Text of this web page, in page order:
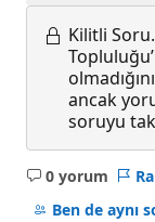
Kilitli Soru.
ancak
soruyu
0 yorum
Açıklama
yok
Ben de aynı